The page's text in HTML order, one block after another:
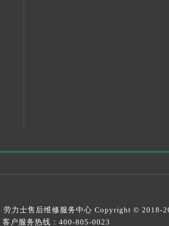
劳力士售后维修服务中心 Copyright © 2018-
客户服务热线： 400-805-0023